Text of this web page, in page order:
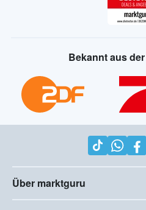
Bekannt aus
Über marktguru